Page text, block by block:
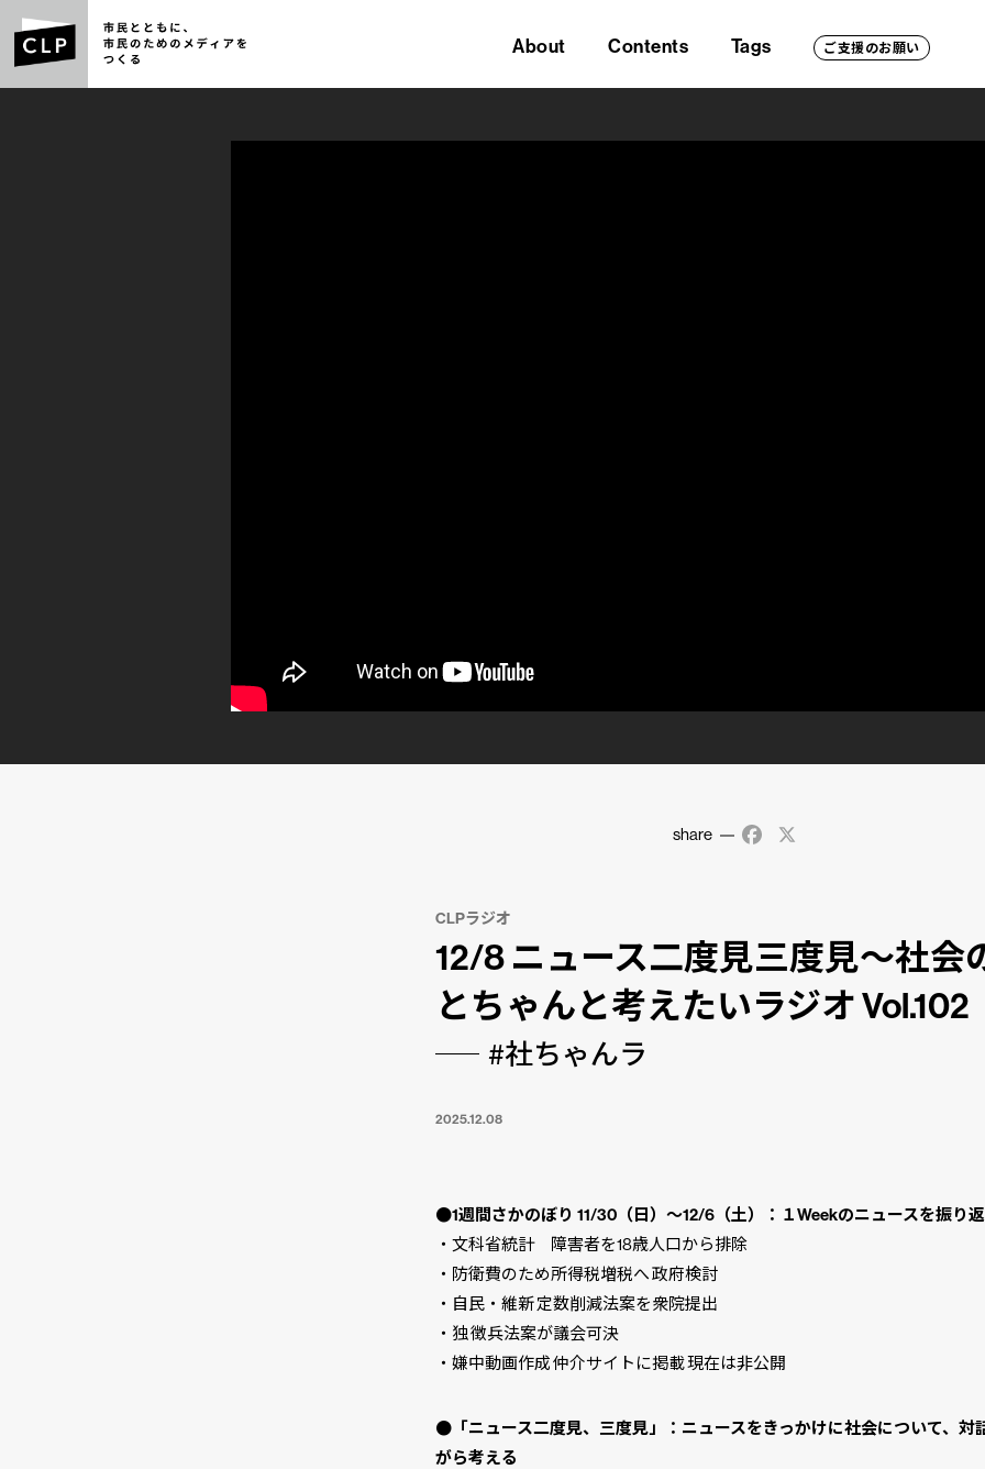
About Contents Tags ご支援のお願い
share Facebook
CLPラジオ
12/8 ニュース二度見三度見〜社会
とちゃんと考えたいラジオ Vol.102
#社ちゃんラ
2025.12.08
●1週間さかのぼり 11/30（日）〜12/6（土）：１Weekのニュースを振り
・文科省統計 障害者を18歳人口から排除
・防衛費のため所得税増税へ 政府検討
・自民・維新 定数削減法案を衆院提出
・独 徴兵法案が議会可決
・嫌中動画作成 仲介サイトに掲載 現在は非公開
●「ニュース二度見、三度見」：ニュースをきっかけに社会について、対
がら考える